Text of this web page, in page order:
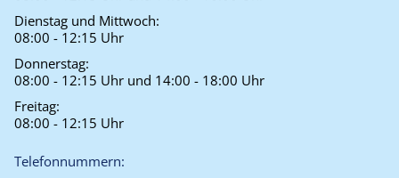
Dienstag und Mittwoch:
08:00 - 12:15 Uhr
Donnerstag:
08:00 - 12:15 Uhr und 14:00 - 18:00 Uhr
Freitag:
08:00 - 12:15 Uhr
Telefonnummern: